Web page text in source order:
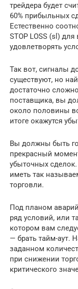
трейдера будет
60% прибыльных
Естественно
STOP LOSS (sl)
удовлетворять
Так вот, сигналы
существуют, но
достаточно
поставщика, вы
около половины
итоге окажутся
Вы должны быть
прекрасный
убыточных
иметь так
торговли.
Под планом
ряд условий, или
котором вам
— брать тайм-аут.
заданном
при снижении
критического